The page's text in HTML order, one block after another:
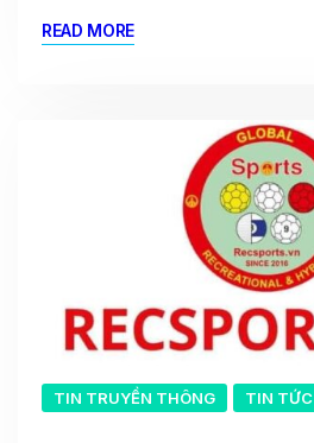
READ MORE
TIN TRUYỀN THÔNG TIN TỨC